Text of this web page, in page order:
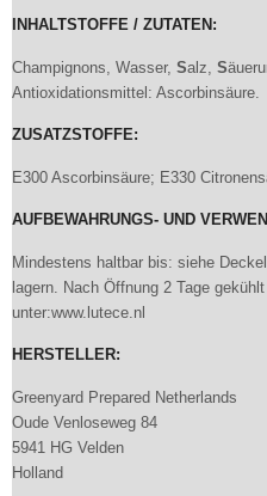
INHALTSTOFFE / ZUTATEN:
Champignons, Wasser, Salz, S
Antioxidationsmittel: Ascorbinsäure.
ZUSATZSTOFFE:
E300 Ascorbinsäure; E330
AUFBEWAHRUNGS- UND
Mindestens haltbar bis: siehe
lagern. Nach Öffnung 2 Tage
unter:www.lutece.nl
HERSTELLER:
Greenyard Prepared Netherlands
Oude Venloseweg 84
5941 HG Velden
Holland